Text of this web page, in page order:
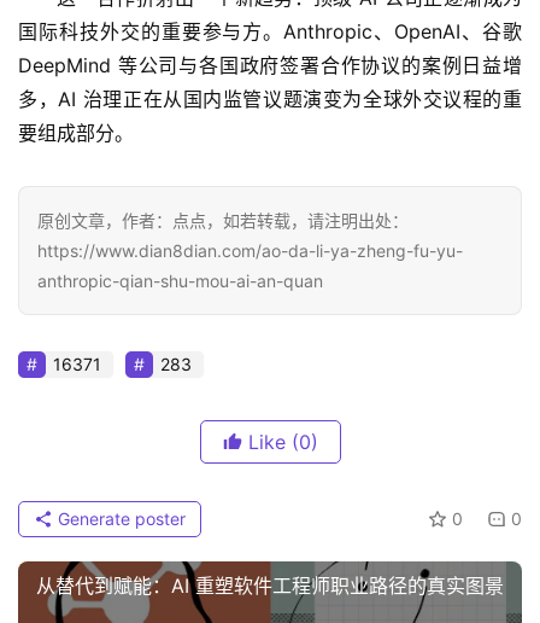
国际科技外交的重要参与方。Anthropic、OpenAI、谷歌
DeepMind 等公司与各国政府签署合作协议的案例日益增
多，AI 治理正在从国内监管议题演变为全球外交议程的重
要组成部分。
原创文章，作者：点点，如若转载，请注明出处：
https://www.dian8dian.com/ao-da-li-ya-zheng-fu-yu-
anthropic-qian-shu-mou-ai-an-quan
16371 283
Like (0)
0 0
Generate poster
从替代到赋能：AI 重塑软件工程师职业路径的真实图景